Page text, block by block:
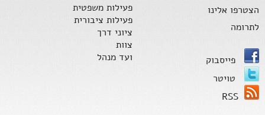
הצטרפו אלינו
לתרומה
פייסבוק
טויטר
RSS
פעילות משפטית
פעילות ציבורית
ציוני דרך
צוות
ועד מנהל